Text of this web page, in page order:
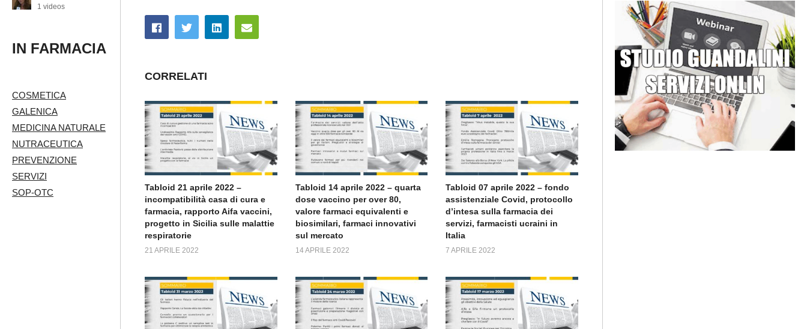
1 videos
IN FARMACIA
COSMETICA
GALENICA
MEDICINA NATURALE
NUTRACEUTICA
PREVENZIONE
SERVIZI
SOP-OTC
CORRELATI
Tabloid 21 aprile 2022 –
incompatibilità casa di cura e
farmacia, rapporto Aifa vaccini,
progetto in Sicilia sulle malattie
respiratorie
21 APRILE 2022
Tabloid 14 aprile 2022 – quarta
dose vaccino per over 80,
valore farmaci equivalenti e
biosimilari, farmaci innovativi
sul mercato
14 APRILE 2022
Tabloid 07 aprile 2022 – fondo
assistenziale Covid, protocollo
d’intesa sulla farmacia dei
servizi, farmacisti ucraini in
Italia
7 APRILE 2022